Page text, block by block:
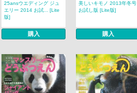
25ansウエディング ジュ
エリー 2014 お試... [Lite
版]
購入
美しいキモノ 2013年冬号
お試し版 [Lite版]
購入